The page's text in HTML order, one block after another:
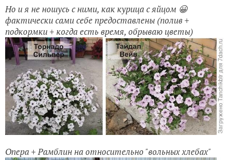
Но и я не ношусь с ними, как курица с яйцом 😀
фактически сами себе предоставлены (полив +
подкормки + когда есть время, обрываю цветы)
Опера + Рамблин на относительно "вольных хлебах"